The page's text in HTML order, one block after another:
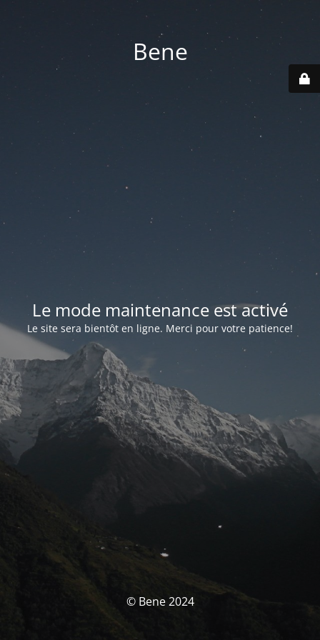
Bene
Le mode maintenance est activé
Le site sera bientôt en ligne. Merci pour votre patience!
© Bene 2024